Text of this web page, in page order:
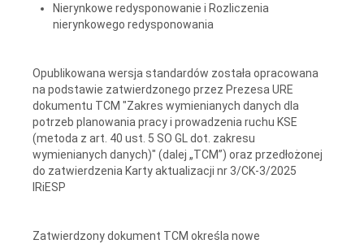
Nierynkowe redysponowanie i Rozliczenia
nierynkowego redysponowania
Opublikowana wersja standardów została opracowana
na podstawie zatwierdzonego przez Prezesa URE
dokumentu TCM "Zakres wymienianych danych dla
potrzeb planowania pracy i prowadzenia ruchu KSE
(metoda z art. 40 ust. 5 SO GL dot. zakresu
wymienianych danych)" (dalej „TCM”) oraz przedłożonej
do zatwierdzenia Karty aktualizacji nr 3/CK-3/2025
IRiESP
Zatwierdzony dokument TCM określa nowe